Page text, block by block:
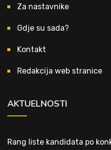
Za nastavnike
Gdje su sada?
Kontakt
Redakcija web stranice
AKTUELNOSTI
Rang liste kandidata po